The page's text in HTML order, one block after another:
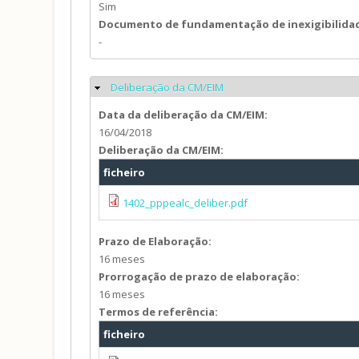
Sim
Documento de fundamentação de
-
Ocultar
Deliberação da CM/EIM
Data da deliberação da CM/EIM:
16/04/2018
Deliberação da CM/EIM:
ficheiro
1402_pppealc_deliber.pdf
Prazo de Elaboração:
16 meses
Prorrogação de prazo de elaboração:
16 meses
Termos de referência:
ficheiro